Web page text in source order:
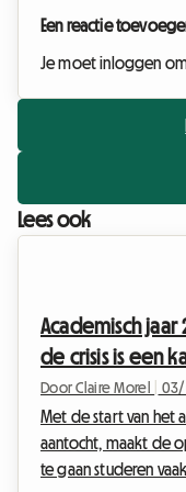
Een reactie
Je moet inloggen
Lees ook
Academisch jaar
de crisis is een
oplossing
Door Claire Morel
Met de start van het
aantocht, maakt de
te gaan studeren